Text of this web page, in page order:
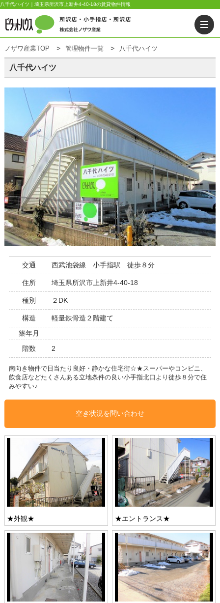
八千代ハイツ｜埼玉県所沢市上新井4-40-18の賃貸物件情報
ノザワ産業TOP 管理物件一覧 八千代ハイツ
八千代ハイツ
交通 西武池袋線 小手指駅 徒歩８分
住所 埼玉県所沢市上新井4-40-18
種別 ２DK
構造
軽量鉄骨造２階建て
築年月
階数
2
南向き物件で日当たり良好・静かな住宅街☆★スーパーやコンビニ、
飲食店などたくさんある立地条件の良い小手指北口より徒歩８分で住
みやすい♪
空き状況を問い合わせ
★外観★ ★エントランス★